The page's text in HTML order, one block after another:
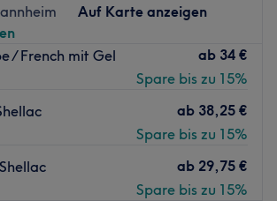
Auf Karte anzeigen
/ French mit Gel
ab 34 €
Spare bis zu 15%
ab 38,25 €
Spare bis zu 15%
ab 29,75 €
Spare bis zu 15%